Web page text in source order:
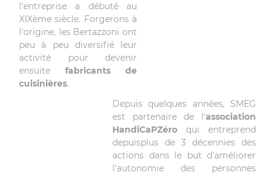
l'entreprise a débuté au
XIXème siècle. Forgerons à
l'origine, les Bertazzoni ont
peu à peu diversifié leur
activité pour devenir
ensuite fabricants de
cuisinières.
Depuis quelques années, SMEG
est partenaire de l'association
HandiCaPZéro qui entreprend
depuisplus de 3 décennies des
actions dans le but d'améliorer
l'autonomie des personnes